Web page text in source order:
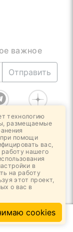
4000
Отправить
Строй.РФ |
отраслевая
технологию
размещаемые
помощи
вас,
нашего
в
на работу
этот проект,
о вас в
cookies